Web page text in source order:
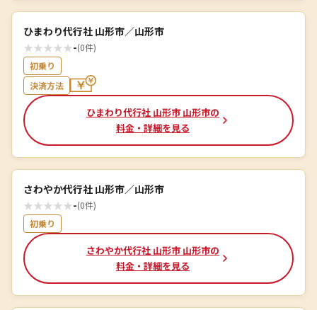
ひまわり代行社 山形市／山形市
★★★★★-(0件)
初乗り
決済方法
ひまわり代行社 山形市 山形市の
料金・詳細を見る
さわやか代行社 山形市／山形市
★★★★★-(0件)
初乗り
さわやか代行社 山形市 山形市の
料金・詳細を見る